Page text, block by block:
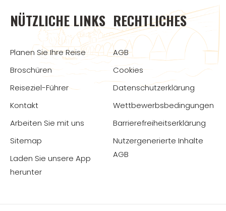
NÜTZLICHE LINKS
Planen Sie Ihre Reise
Broschüren
Reiseziel-Führer
Kontakt
Arbeiten Sie mit uns
Sitemap
Laden Sie unsere App
herunter
RECHTLICHES
AGB
Cookies
Datenschutzerklärung
Wettbewerbsbedingungen
Barrierefreiheitserklärung
Nutzergenerierte Inhalte
AGB